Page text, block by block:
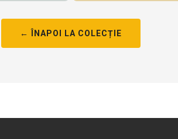
← ÎNAPOI LA COLECȚIE